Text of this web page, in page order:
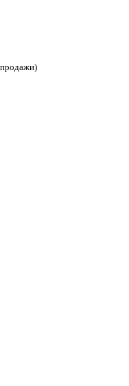
продажи)